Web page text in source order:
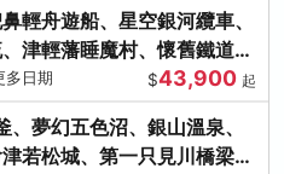
輕舟遊船、星空銀河纜車、
津輕藩睡魔村、懷舊鐵道
多日期 $43,900 起
夢幻五色沼、銀山溫泉、
若松城、第一只見川橋梁、